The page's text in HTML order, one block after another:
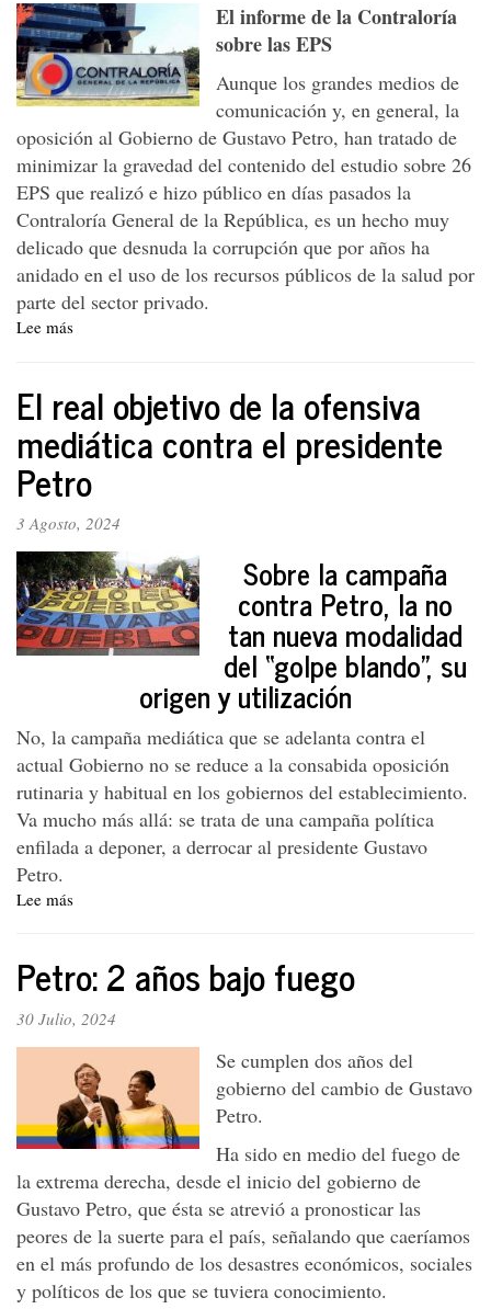
El informe de la Contraloría
sobre las EPS
Aunque los grandes medios de
comunicación y, en general, la
oposición al Gobierno de Gustavo Petro, han tratado de
minimizar la gravedad del contenido del estudio sobre 26
EPS que realizó e hizo público en días pasados la
Contraloría General de la República, es un hecho muy
delicado que desnuda la corrupción que por años ha
anidado en el uso de los recursos públicos de la salud por
parte del sector privado.
Lee más
Redes
de
Yezid
García:
Contraloría
sobre
las
EPS,
Seminario
2
años
El real objetivo de la ofensiva
mediática contra el presidente
Petro
3 Agosto, 2024
Sobre la campaña
contra Petro, la no
tan nueva modalidad
del “golpe blando”, su
origen y utilización
No, la campaña mediática que se adelanta contra el
actual Gobierno no se reduce a la consabida oposición
rutinaria y habitual en los gobiernos del establecimiento.
Va mucho más allá: se trata de una campaña política
enfilada a deponer, a derrocar al presidente Gustavo
Petro.
Lee más
objetivo
de
la
mediática
contra
el
presidente
Petro
Petro: 2 años bajo fuego
30 Julio, 2024
Se cumplen dos años del
gobierno del cambio de Gustavo
Petro.
Ha sido en medio del fuego de
la extrema derecha, desde el inicio del gobierno de
Gustavo Petro, que ésta se atrevió a pronosticar las
peores de la suerte para el país, señalando que caeríamos
en el más profundo de los desastres económicos, sociales
y políticos de los que se tuviera conocimiento.